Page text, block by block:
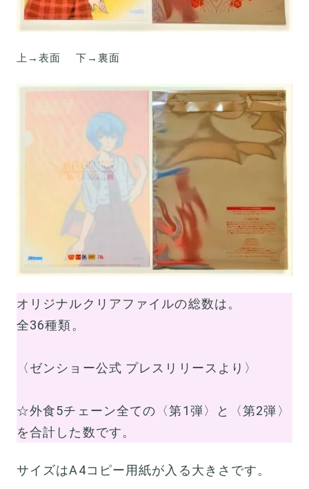
上→表面 下→裏面
オリジナルクリアファイルの総数は。
全36種類。
〈ゼンショー公式 プレスリリースより〉
☆外食5チェーン全ての〈第1弾〉と〈第2弾〉
を合計した数です。
サイズはA4コピー用紙が入る大きさです。